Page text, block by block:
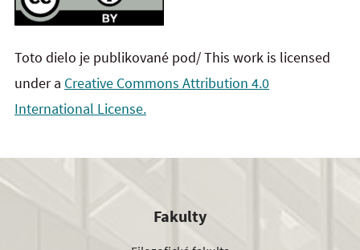
Toto dielo je publikované pod/ This work is licensed
under a Creative Commons Attribution 4.0
International License.
Fakulty